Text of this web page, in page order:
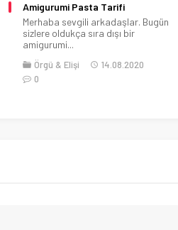
Derya Baykal Bere Modelleri
Özellikle kış geldiğinde hem kendimiz
için hem de sevdiklerimiz için...
Genel
08.05.2022
0